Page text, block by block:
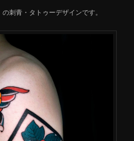
刺青・タトゥーデザインです。